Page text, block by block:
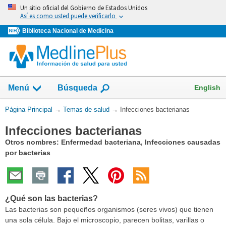
Omita
vaya
al
Contenido
Un sitio oficial del Gobierno de Estados Unidos
Así es como usted puede verificarlo
Biblioteca Nacional de Medicina
Menú
Mostrar
campo
de
Búsqueda English
Usted
aquí:
Página Principal → Temas de salud → Infecciones bacterianas
Infecciones bacterianas
Otros nombres: Enfermedad bacteriana, Infecciones causadas
por bacterias
¿Qué son las bacterias?
Las bacterias son pequeños organismos (seres vivos) que tienen
una sola célula. Bajo el microscopio, parecen bolitas, varillas o